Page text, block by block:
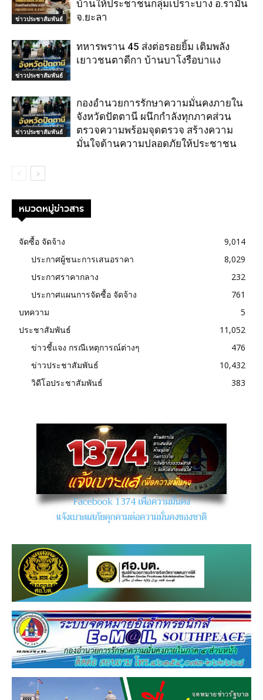
ข่าวประชาสัมพันธ์
บ้านให้ประชาชนกลุ่มเปราะบาง อ.รามัน
จ.ยะลา
ข่าวประชาสัมพันธ์
ทหารพราน 45 ส่งต่อรอยยิ้ม เติมพลัง
เยาวชนตาดีกา บ้านบาโงรือบาแง
ข่าวประชาสัมพันธ์
กองอำนวยการรักษาความมั่นคงภายใน
จังหวัดปัตตานี ผนึกกำลังทุกภาคส่วน
ตรวจความพร้อมจุดตรวจ สร้างความ
มั่นใจด้านความปลอดภัยให้ประชาชน
หมวดหมู่ข่าวสาร
จัดซื้อ จัดจ้าง
9,014
ประกาศผู้ชนะการเสนอราคา
8,029
ประกาศราคากลาง
232
ประกาศแผนการจัดซื้อ จัดจ้าง
761
บทความ
5
ประชาสัมพันธ์
11,052
ข่าวชี้แจง กรณีเหตุการณ์ต่างๆ
476
ข่าวประชาสัมพันธ์
10,432
วิดีโอประชาสัมพันธ์
383